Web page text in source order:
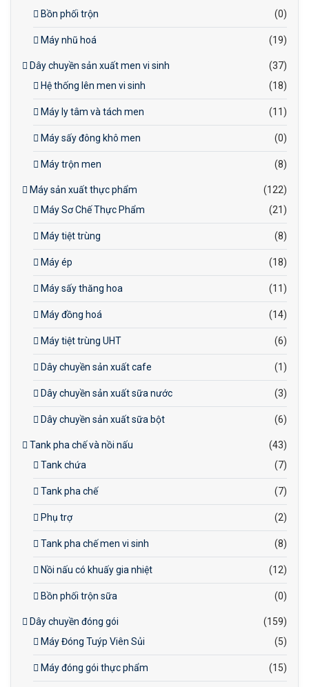
Bồn phối trộn (0)
Máy nhũ hoá (19)
Dây chuyền sản xuất men vi sinh
(37)
Hệ thống lên men vi sinh
(18)
Máy ly tâm và tách men (11)
Máy sấy đông khô men (0)
Máy trộn men (8)
Máy sản xuất thực phẩm
(122)
Máy Sơ Chế Thực Phẩm
(21)
Máy tiệt trùng (8)
Máy ép (18)
Máy sấy thăng hoa (11)
Máy đồng hoá (14)
Máy tiệt trùng UHT (6)
Dây chuyền sản xuất cafe (1)
Dây chuyền sản xuất sữa nước (3)
Dây chuyền sản xuất sữa bột (6)
Tank pha chế và nồi nấu
(43)
Tank chứa
(7)
Tank pha chế (7)
Phụ trợ (2)
Tank pha chế men vi sinh (8)
Nồi nấu có khuấy gia nhiệt (12)
Bồn phối trộn sữa (0)
Dây chuyền đóng gói
(159)
Máy Đóng Tuýp Viên Sủi
(5)
Máy đóng gói thực phẩm (15)